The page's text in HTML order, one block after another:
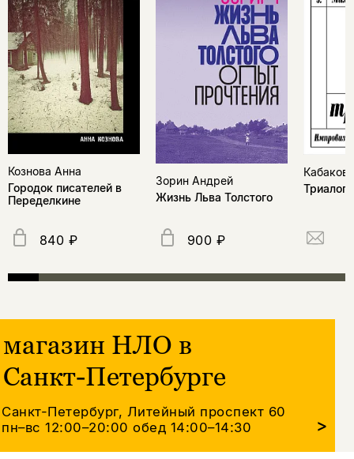
Кознова Анна
Городок писателей в
Переделкине
840 ₽
Зорин Андрей
Жизнь Льва Толстого
900 ₽
Кабаков
Триалоги
магазин НЛО в
Санкт-Петербурге
Санкт-Петербург, Литейный проспект 60
пн–вс 12:00–20:00обед 14:00–14:30 >